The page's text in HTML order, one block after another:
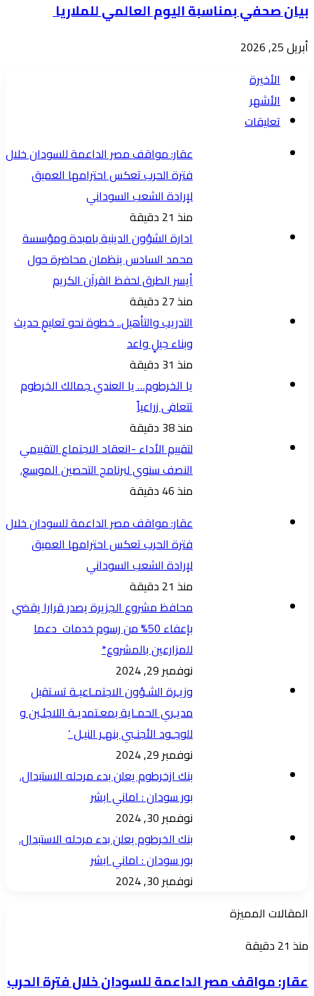
بيان صحفي بمناسبة اليوم العالمي للملاريا ​
أبريل 25, 2026
الأخيرة
الأشهر
تعليقات
عقار: مواقف مصر الداعمة للسودان خلال
فترة الحرب تعكس احترامها العميق
لإرادة الشعب السوداني
منذ 21 دقيقة
ادارة الشؤون الدينية بامبدة ومؤسسة
محمد السادس ينظمان محاضرة حول
أيسر الطرق لحفظ القرآن الكريم
منذ 27 دقيقة
التدريب والتأهيل.. خطوة نحو تعليمٍ حديث
وبناء جيلٍ واعد
منذ 31 دقيقة
يا الخرطوم… يا العندي جمالك الخرطوم
تتعافى زراعياً
منذ 38 دقيقة
لتقييم الأداء -انعقاد الاجتماع التقييمي
النصف سنوي لبرنامج التحصين الموسع.
منذ 46 دقيقة
عقار: مواقف مصر الداعمة للسودان خلال
فترة الحرب تعكس احترامها العميق
لإرادة الشعب السوداني
منذ 21 دقيقة
محافظ مشروع الجزيرة يصدر قرارا يقضي
بإعفاء 50% من رسوم خدمات دعما
للمزارعين بالمشروع*
نوفمبر 29, 2024
وزيـرة الشـؤون الاجتمـاعيـة تسـتقبل
مديـري الحمـاية بمعـتمديـة اللاجئـين و
للوجـود الأجنـبي بنهـر النيـل ‘
نوفمبر 29, 2024
بنك ازخرطوم يعلن بدء مرحله الاستبدال.
بور سودان : اماني ابشر
نوفمبر 30, 2024
بنك الخرطوم يعلن بدء مرحله الاستبدال.
بور سودان : اماني ابشر
نوفمبر 30, 2024
المقالات المميزة
عقار:
مصر
منذ 21 دقيقة
عقار: مواقف مصر الداعمة للسودان خلال فترة الحرب